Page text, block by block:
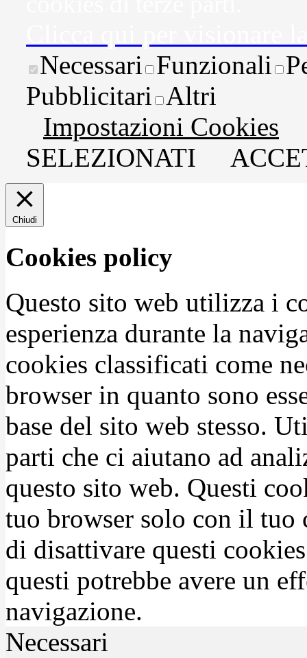
Necessari Funzionali
Pubblicitari Altri
Impostazioni Cookies
SELEZIONATI
Chiudi
Cookies policy
Questo sito web utilizza i
esperienza durante la
cookies classificati come
browser in quanto sono
base del sito web stesso.
parti che ci aiutano ad
questo sito web. Questi
tuo browser solo con il tuo
di disattivare questi
questi potrebbe avere un
navigazione.
Necessari